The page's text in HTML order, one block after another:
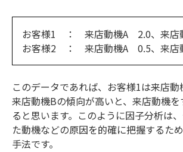
お客様1 ： 来店動機A 2.0、来
お客様2 ： 来店動機A 0.5、来
このデータであれば、お客様1は来店動
来店動機Bの傾向が高いと、来店動機
ると思います。このように因子分析は
た動機などの原因を的確に把握するた
手法です。